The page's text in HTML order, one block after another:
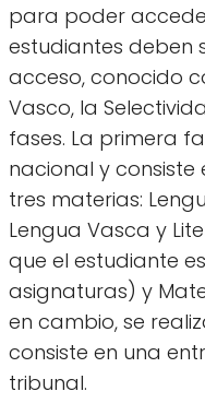
para poder
estudiantes deben
acceso, conocido
Vasco, la
fases. La primera
nacional y consiste
tres materias:
Lengua Vasca y
que el estudiante
asignaturas) y
en cambio, se
consiste en una
tribunal.